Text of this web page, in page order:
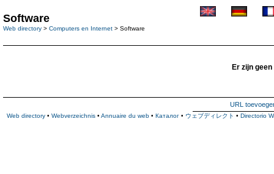
Software
Web directory > Computers en Internet > Software
Er zijn
URL
Web directory • Webverzeichnis • Annuaire du web • Каталог • ウェブディレクト • Directorio